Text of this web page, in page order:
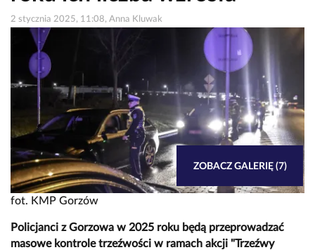
2 stycznia 2025, 11:08, Anna Kluwak
fot. KMP Gorzów
ZOBACZ GALERIĘ (7)
Policjanci z Gorzowa w 2025 roku będą przeprowadzać
masowe kontrole trzeźwości w ramach akcji "Trzeźwy